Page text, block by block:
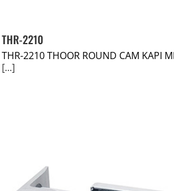
THR-2210
THR-2210 THOOR ROUND CAM KAPI
[...]